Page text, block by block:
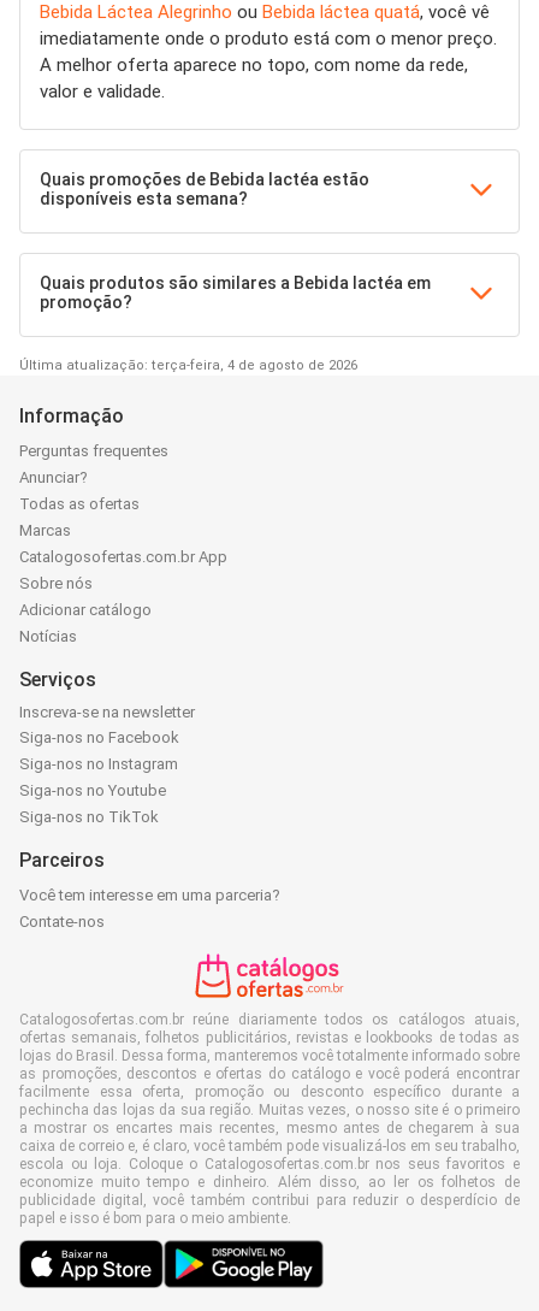
Bebida Láctea Alegrinho ou Bebida láctea quatá, você vê
imediatamente onde o produto está com o menor preço.
A melhor oferta aparece no topo, com nome da rede,
valor e validade.
Quais promoções de Bebida lactéa estão
disponíveis esta semana?
Quais produtos são similares a Bebida lactéa em
promoção?
Última atualização: terça-feira, 4 de agosto de 2026
Informação
Perguntas frequentes
Anunciar?
Todas as ofertas
Marcas
Catalogosofertas.com.br App
Sobre nós
Adicionar catálogo
Notícias
Serviços
Inscreva-se na newsletter
Siga-nos no Facebook
Siga-nos no Instagram
Siga-nos no Youtube
Siga-nos no TikTok
Parceiros
Você tem interesse em uma parceria?
Contate-nos
Catalogosofertas.com.br reúne diariamente todos os catálogos atuais,
ofertas semanais, folhetos publicitários, revistas e lookbooks de todas as
lojas do Brasil. Dessa forma, manteremos você totalmente informado sobre
as promoções, descontos e ofertas do catálogo e você poderá encontrar
facilmente essa oferta, promoção ou desconto específico durante a
pechincha das lojas da sua região. Muitas vezes, o nosso site é o primeiro
a mostrar os encartes mais recentes, mesmo antes de chegarem à sua
caixa de correio e, é claro, você também pode visualizá-los em seu trabalho,
escola ou loja. Coloque o Catalogosofertas.com.br nos seus favoritos e
economize muito tempo e dinheiro. Além disso, ao ler os folhetos de
publicidade digital, você também contribui para reduzir o desperdício de
papel e isso é bom para o meio ambiente.